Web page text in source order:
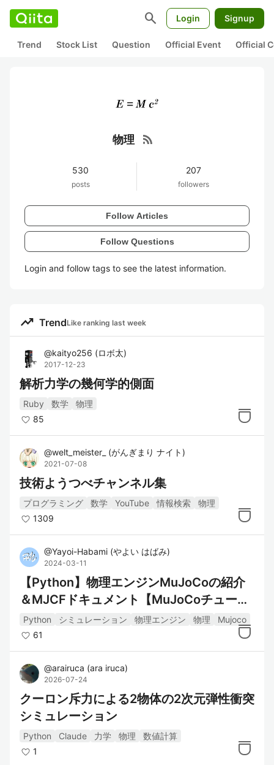
search Login Signup
Trend Stock List Question Official Event Official
物理 rss_feed
530
posts
207
followers
Follow Articles
Follow Questions
Login and follow tags to see the latest information.
trending_up TrendLike ranking last week
@kaityo256 (ロボ太)
2017-12-23
解析力学の幾何学的側面
Ruby 数学
物理
85
@welt_meister_ (がんぎまり ナイト)
2021-07-08
技術ようつべチャンネル集
プログラミング 数学 YouTube 情報検索
物理
1309
@Yayoi-Habami (やよい はばみ)
2024-03-11
【Python】物理エンジンMuJoCoの紹介
＆MJCFドキュメント【MuJoCoチュート
リアル①】
Python シミュレーション 物理エンジン 物理
Mujoco
61
@arairuca (ara iruca)
2026-07-24
クーロン斥力による2物体の2次元弾性衝突
シミュレーション
Python Claude 力学 物理
数値計算
1